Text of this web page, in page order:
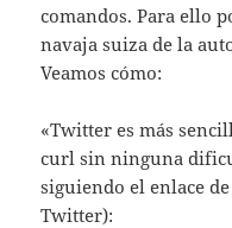
comandos. Para ello
navaja suiza de la
Veamos cómo:
«Twitter es más
curl sin ninguna
siguiendo el enlace
Twitter):